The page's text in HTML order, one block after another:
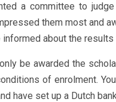
a committee to
them most and
about the
be awarded the
of enrolment.
have set up a Dutch